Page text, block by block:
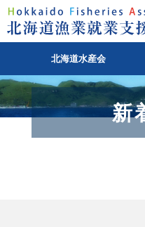
北海道水産会
新